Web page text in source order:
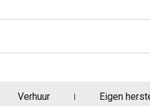
Verhuur Eigen